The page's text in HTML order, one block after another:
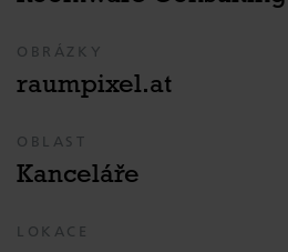
OBRÁZKY
raumpixel.at
OBLAST
Kanceláře
LOKACE